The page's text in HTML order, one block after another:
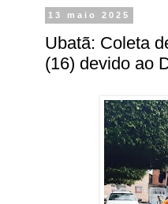
13 maio 2025
Ubatã: Coleta
(16) devido ao